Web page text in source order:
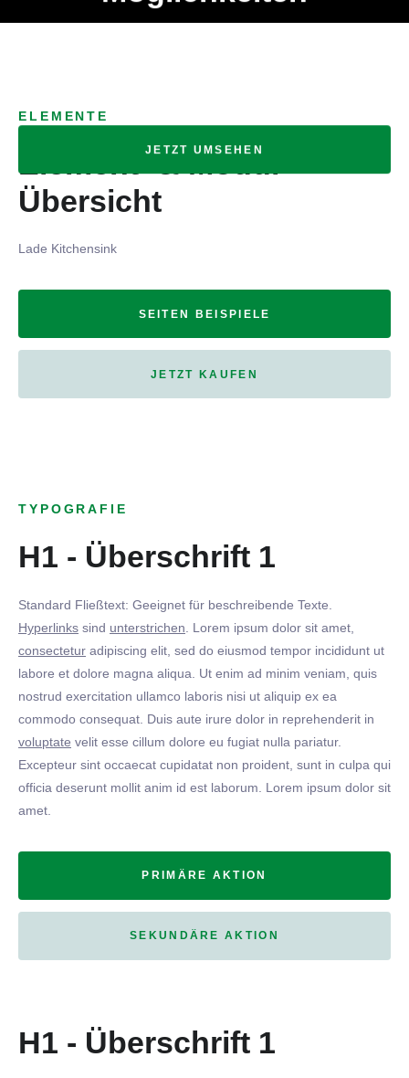
JETZT UMSEHEN
ELEMENTE
Element- & Modul-
Übersicht
Lade Kitchensink
SEITEN BEISPIELE
JETZT KAUFEN
TYPOGRAFIE
H1 - Überschrift 1
Standard Fließtext: Geeignet für beschreibende Texte.
Hyperlinks sind unterstrichen . Lorem ipsum dolor sit amet,
consectetur adipiscing elit, sed do eiusmod tempor incididunt ut
labore et dolore magna aliqua. Ut enim ad minim veniam, quis
nostrud exercitation ullamco laboris nisi ut aliquip ex ea
commodo consequat. Duis aute irure dolor in reprehenderit in
voluptate velit esse cillum dolore eu fugiat nulla pariatur.
Excepteur sint occaecat cupidatat non proident, sunt in culpa qui
officia deserunt mollit anim id est laborum. Lorem ipsum dolor sit
amet.
PRIMÄRE AKTION
SEKUNDÄRE AKTION
H1 - Überschrift 1